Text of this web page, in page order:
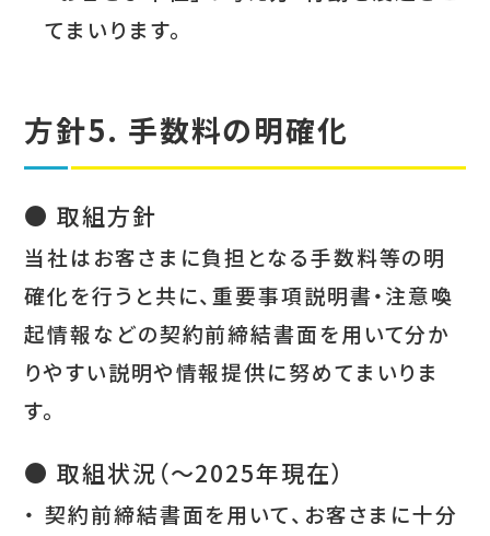
てまいります。
方針5. 手数料の明確化
● 取組方針
当社はお客さまに負担となる手数料等の明
確化を行うと共に、重要事項説明書・注意喚
起情報などの契約前締結書面を用いて分か
りやすい説明や情報提供に努めてまいりま
す。
● 取組状況（～2025年現在）
・ 契約前締結書面を用いて、お客さまに十分